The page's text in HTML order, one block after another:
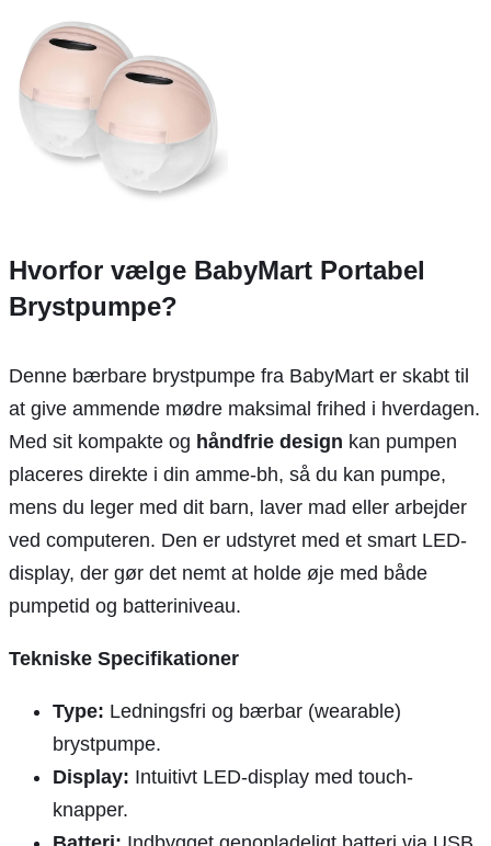
Hvorfor vælge BabyMart Portabel
Brystpumpe?
Denne bærbare brystpumpe fra BabyMart er skabt til
at give ammende mødre maksimal frihed i hverdagen.
Med sit kompakte og håndfrie design kan pumpen
placeres direkte i din amme-bh, så du kan pumpe,
mens du leger med dit barn, laver mad eller arbejder
ved computeren. Den er udstyret med et smart LED-
display, der gør det nemt at holde øje med både
pumpetid og batteriniveau.
Tekniske Specifikationer
Type: Ledningsfri og bærbar (wearable)
brystpumpe.
Display: Intuitivt LED-display med touch-
knapper.